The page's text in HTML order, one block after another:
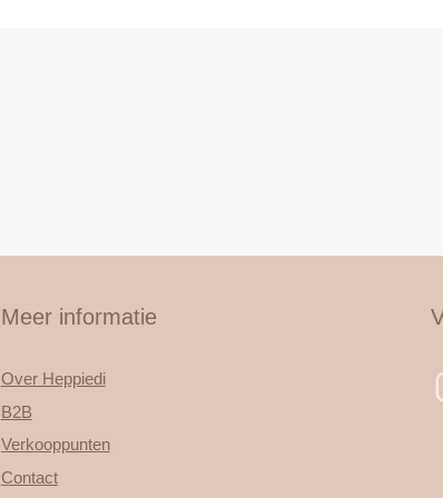
Meer informatie
Over Heppiedi
B2B
Verkooppunten
Contact